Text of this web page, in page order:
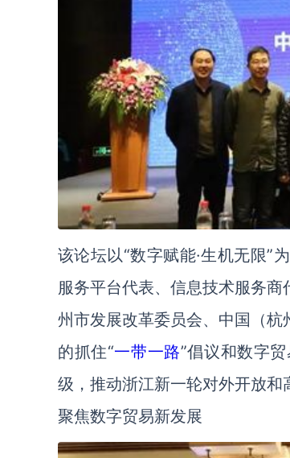
该论坛以“数字赋能·生机无限”
服务平台代表、信息技术服务商
州市发展改革委员会、中国（
的抓住“一带一路”倡议和数字
级，推动浙江新一轮对外开放和
聚焦数字贸易新发展